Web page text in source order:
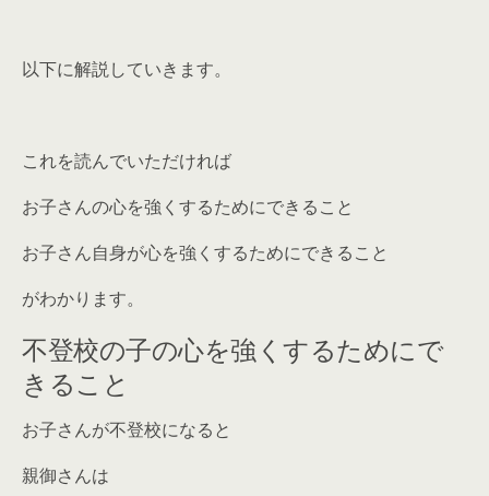
以下に解説していきます。
これを読んでいただければ
お子さんの心を強くするためにできること
お子さん自身が心を強くするためにできること
がわかります。
不登校の子の心を強くするためにで
きること
お子さんが不登校になると
親御さんは